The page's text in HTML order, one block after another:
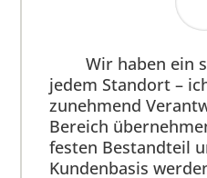
Wir haben ein
Standort – ich sehe,
zunehmend
Bereich
festen Bestandteil
Kundenbasis